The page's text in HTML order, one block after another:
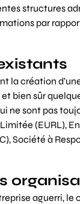
structures
par
la création
bien sûr
ne sont pas
(EURL),
Société à
aguerri,